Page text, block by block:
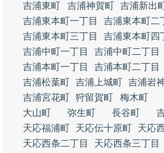
吉浦東町
吉浦神賀町 吉浦新出
吉浦東本町一丁目
吉浦東本町二
吉浦東本町三丁目
吉浦東本町四
吉浦中町一丁目
吉浦中町二丁目
吉浦本町一丁目
吉浦本町二丁目
吉浦松葉町 吉浦上城町 吉浦岩
吉浦宮花町 狩留賀町 梅木町
大山町
弥生町 長谷町
天応福浦町
天応伝十原町
天応
天応西条二丁目
天応西条三丁目